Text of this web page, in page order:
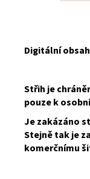
Digitální
Střih je
pouze k
Je zakázáno
Stejně tak je
komerčnímu